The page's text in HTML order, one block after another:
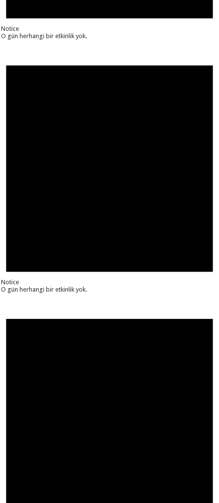
Notice
O gün herhangi bir etkinlik yok.
Notice
O gün herhangi bir etkinlik yok.